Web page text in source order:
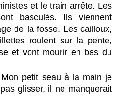
et le train arrête. Les
basculés. Ils viennent
de la fosse. Les cailloux,
roulent sur la pente,
et vont mourir en bas du
Mon petit seau à la main je
glisser, il ne manquerait